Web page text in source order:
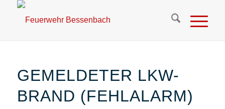
GEMELDETER LKW-
BRAND (FEHLALARM)